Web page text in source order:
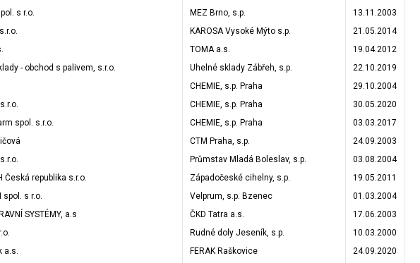
s r.o. MEZ Brno, s.p.
13.11.2003
KAROSA Vysoké Mýto s.p.
21.05.2014
TOMA a.s.
19.04.2012
- obchod s palivem, s.r.o. Uhelné sklady Zábřeh, s.p.
22.10.2019
CHEMIE, s.p. Praha
29.10.2004
CHEMIE, s.p. Praha
30.05.2020
spol. s.r.o. CHEMIE, s.p. Praha
03.03.2017
CTM Praha, s.p.
24.09.2003
Průmstav Mladá Boleslav, s.p.
03.08.2004
Česká republika s.r.o. Západočeské cihelny, s.p.
19.05.2011
spol. s r.o. Velprum, s.p. Bzenec
01.03.2004
SYSTÉMY, a.s ČKD Tatra a.s.
17.06.2003
Rudné doly Jeseník, s.p.
10.03.2000
a.s. FERAK Raškovice
24.09.2020